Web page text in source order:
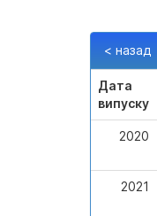
< назад
Дата
випуску
2020
2021